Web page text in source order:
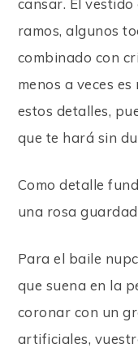
cansar. El
ramos, algunos
combinado con
menos a veces
estos detalles,
que te hará sin
Como detalle
una rosa
Para el baile
que suena en la
coronar con un
artificiales,